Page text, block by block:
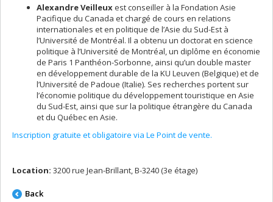
Alexandre Veilleuxest conseiller à la Fondation Asie
Pacifique du Canada et chargé de cours en relations
internationales et en politique de l’Asie du Sud-Est à
l’Université de Montréal. Il a obtenu un doctorat en science
politique à l’Université de Montréal, un diplôme en économie
de Paris 1 Panthéon-Sorbonne, ainsi qu’un double master
en développement durable de la KU Leuven (Belgique) et de
l’Université de Padoue (Italie). Ses recherches portent sur
l’économie politique du développement touristique en Asie
du Sud-Est, ainsi que sur la politique étrangère du Canada
et du Québec en Asie.
Inscription gratuite et obligatoire via Le Point de vente.
Location: 3200 rue Jean-Brillant, B-3240 (3e étage)
Back